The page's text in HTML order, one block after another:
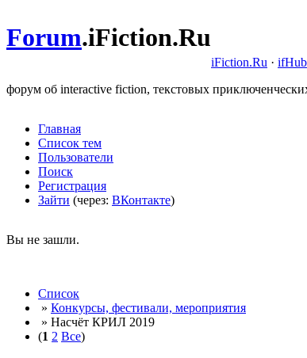
Forum.iFiction.Ru
iFiction.Ru · ifHub
форум об interactive fiction, текстовых
Главная
Список тем
Пользователи
Поиск
Регистрация
Зайти (через: ВКонтакте)
Вы не зашли.
Список
» Конкурсы, фестивали, мероприятия
» Насчёт КРИЛ 2019
(1 2 Все)